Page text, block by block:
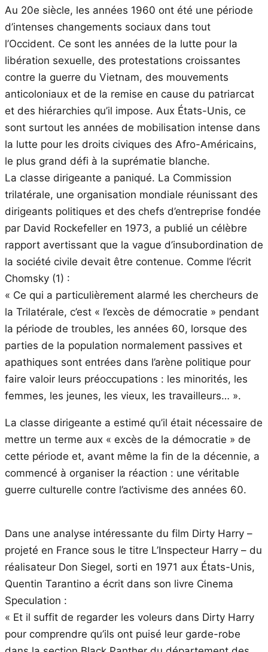
Au 20e siècle, les années 1960 ont été une période
d’intenses changements sociaux dans tout
l’Occident. Ce sont les années de la lutte pour la
libération sexuelle, des protestations croissantes
contre la guerre du Vietnam, des mouvements
anticoloniaux et de la remise en cause du patriarcat
et des hiérarchies qu’il impose. Aux États-Unis, ce
sont surtout les années de mobilisation intense dans
la lutte pour les droits civiques des Afro-Américains,
le plus grand défi à la suprématie blanche.
La classe dirigeante a paniqué. La Commission
trilatérale, une organisation mondiale réunissant des
dirigeants politiques et des chefs d’entreprise fondée
par David Rockefeller en 1973, a publié un célèbre
rapport avertissant que la vague d’insubordination de
la société civile devait être contenue. Comme l’écrit
Chomsky (1) :
« Ce qui a particulièrement alarmé les chercheurs de
la Trilatérale, c’est « l’excès de démocratie » pendant
la période de troubles, les années 60, lorsque des
parties de la population normalement passives et
apathiques sont entrées dans l’arène politique pour
faire valoir leurs préoccupations : les minorités, les
femmes, les jeunes, les vieux, les travailleurs… ».
La classe dirigeante a estimé qu’il était nécessaire de
mettre un terme aux « excès de la démocratie » de
cette période et, avant même la fin de la décennie, a
commencé à organiser la réaction : une véritable
guerre culturelle contre l’activisme des années 60.
Dans une analyse intéressante du film Dirty Harry –
projeté en France sous le titre L’Inspecteur Harry – du
réalisateur Don Siegel, sorti en 1971 aux États-Unis,
Quentin Tarantino a écrit dans son livre Cinema
Speculation :
« Et il suffit de regarder les voleurs dans Dirty Harry
pour comprendre qu’ils ont puisé leur garde-robe